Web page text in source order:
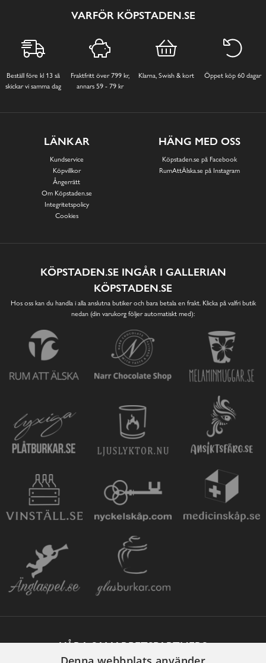
VARFÖR KÖPSTADEN.SE
Beställ före kl 13 så
skickar vi samma dag
Fraktfritt över 799 kr,
annars 59 - 79 kr
Klarna, Swish & kort Öppet köp 60 dagar
LÄNKAR
Kundservice
Köpvillkor
Ångerrätt
Om Köpstaden.se
Integritetspolicy
Cookies
HÄNG MED OSS
Köpstaden.se på Facebook
RumAttÄlska.se på Instagram
KÖPSTADEN.SE INGÅR I GALLERIAN
KÖPSTADEN.SE
Hos oss kan du handla i alla anslutna butiker och bara betala en frakt. Klicka på valfri butik
nedan (din varukorg följer automatiskt med):
VÅRA SAMARBETSPARTNERS